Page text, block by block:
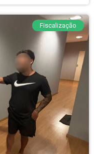
Fiscalização